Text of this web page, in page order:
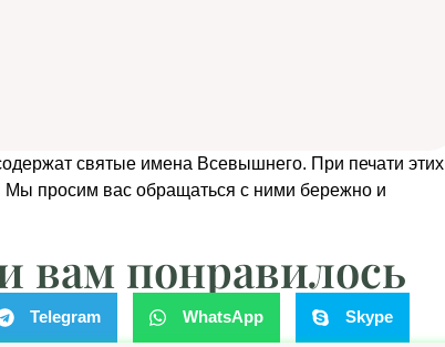
святые имена Всевышнего. При печати этих
Мы просим вас обращаться с ними бережно и
вам понравилось
Telegram WhatsApp Skype